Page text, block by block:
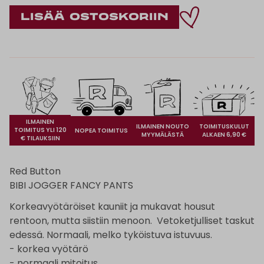
ILMAINEN
TOIMITUS YLI 120
€ TILAUKSIIN
NOPEA TOIMITUS
ILMAINEN NOUTO
MYYMÄLÄSTÄ
TOIMITUSKULUT
ALKAEN 6,90 €
Red Button
BIBI JOGGER FANCY PANTS
Korkeavyötäröiset kauniit ja mukavat housut
rentoon, mutta siistiin menoon. Vetoketjulliset taskut
edessä. Normaali, melko tyköistuva istuvuus.
- korkea vyötärö